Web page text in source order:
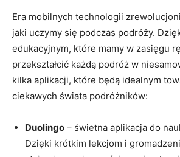
Era mobilnych ​technologii
jaki uczymy się podczas podróży.
edukacyjnym, ‍które mamy w zasięgu
przekształcić każdą podróż ‍w
kilka⁤ aplikacji, które będą idealnym
‌ciekawych⁣ świata podróżników:
Duolingo – świetna aplikacja‍ do
Dzięki krótkim lekcjom ⁣i